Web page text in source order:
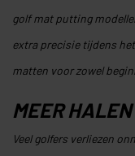
golf mat putting
extra precisie tijdens
matten voor zowel
MEER
Veel golfers verliezen